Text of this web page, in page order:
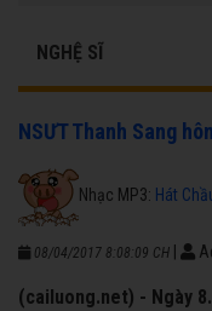
NGHỆ SĨ
NSƯT Thanh Sang
Nhạc MP3: Hát
08/04/2017 8:08:09 CH
(cailuong.net) - Ngày